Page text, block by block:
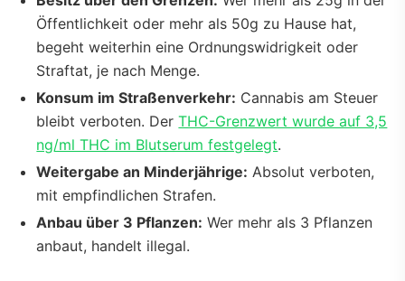
Öffentlichkeit oder mehr als 50g zu Hause hat,
begeht weiterhin eine Ordnungswidrigkeit oder
Straftat, je nach Menge.
Konsum im Straßenverkehr: Cannabis am Steuer
bleibt verboten. DerTHC-Grenzwert wurde auf 3,5
ng/ml THC im Blutserum festgelegt.
Weitergabe an Minderjährige: Absolut verboten,
mit empfindlichen Strafen.
Anbau über 3 Pflanzen: Wer mehr als 3 Pflanzen
anbaut, handelt illegal.